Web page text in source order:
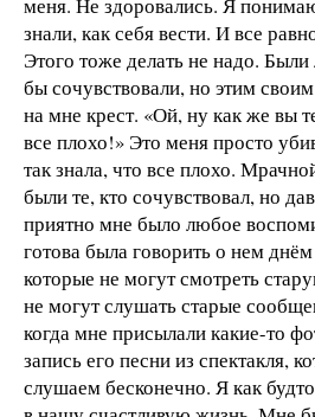
меня. Не здоровались. Я
знали, как себя вести. И все
Этого тоже делать не надо.
бы сочувствовали, но этим
на мне крест. «Ой, ну как же вы
все плохо!» Это меня просто
так знала, что все плохо.
были те, кто сочувствовал, но
приятно мне было любое
готова была говорить о нем
которые не могут смотреть
не могут слушать старые
когда мне присылали какие-то
запись его песни из спектакля,
слушаем бесконечно. Я как